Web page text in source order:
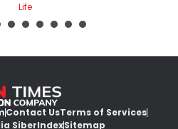
Life
Contact UsTerms of Services
SiberIndexSitemap